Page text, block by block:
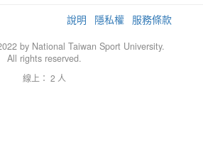
說明 隱私權 服務條款
by National Taiwan Sport University.
All rights reserved.
線上： 2 人